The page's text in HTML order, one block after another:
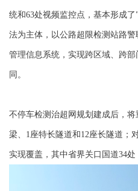
统和63处视频监控点，基本形成
法为主体，以公路超限检测站路
管理信息系统，实现跨区域、跨
同。
不停车检测治超网规划建成后，
梁、1座特长隧道和12座长隧道；
实现覆盖，其中省界关口国道34处